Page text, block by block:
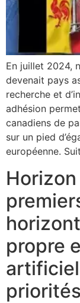
En juillet 2024,
devenait pays
recherche et
adhésion
canadiens de
sur un pied
européenne.
propre
priorités